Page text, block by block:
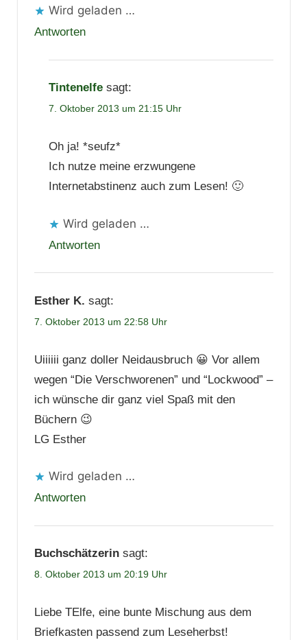
Wird geladen …
Antworten
Tintenelfe sagt:
7. Oktober 2013 um 21:15 Uhr
Oh ja! *seufz*
Ich nutze meine erzwungene
Internetabstinenz auch zum Lesen! 🙂
Wird geladen …
Antworten
Esther K. sagt:
7. Oktober 2013 um 22:58 Uhr
Uiiiiii ganz doller Neidausbruch 😀 Vor allem
wegen “Die Verschworenen” und “Lockwood” –
ich wünsche dir ganz viel Spaß mit den
Büchern 😉
LG Esther
Wird geladen …
Antworten
Buchschätzerin sagt:
8. Oktober 2013 um 20:19 Uhr
Liebe TElfe, eine bunte Mischung aus dem
Briefkasten passend zum Leseherbst!